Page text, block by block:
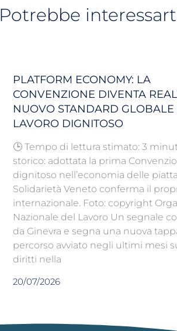
Potrebbe
PLATFORM ECONOMY: LA
CONVENZIONE DIVENTA
NUOVO STANDARD GLOBALE
LAVORO DIGNITOSO
🕒 Tempo di lettura stimato: 3
storico: adottata la prima
dignitoso nell’economia delle
Solidarietà Veneto conferma il
internazionale. Foto: copyright
Nazionale del Lavoro Un segnale
da Ginevra e segna una nuova
percorso avviato negli ultimi mesi
diritti nella
20/07/2026